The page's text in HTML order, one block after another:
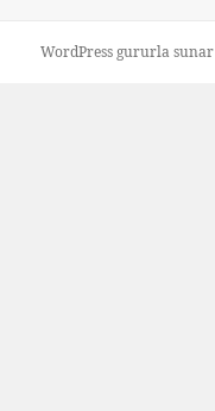
WordPress gururla sunar